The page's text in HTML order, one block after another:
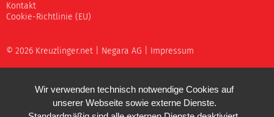
Kontakt
Cookie-Richtlinie (EU)
© 2026 Kreuzlinger.net | Negara AG Impressum
Wir verwenden technisch notwendige Cookies auf
unserer Webseite sowie externe Dienste.